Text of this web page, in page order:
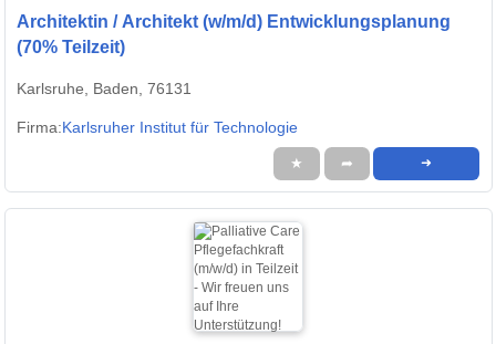
Architektin / Architekt (w/m/d) Entwicklungsplanung
(70% Teilzeit)
Karlsruhe, Baden, 76131
Firma:Karlsruher Institut für Technologie
★ ➦ ➜